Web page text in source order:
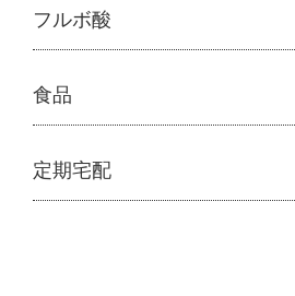
フルボ酸
フルボ酸
├フルボ酸 太古の泉
食品
食品
├雑穀
定期宅配